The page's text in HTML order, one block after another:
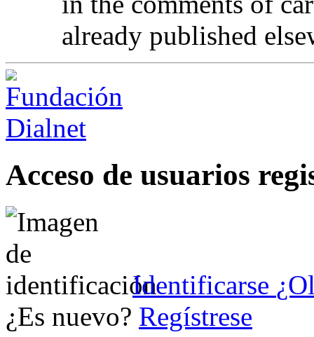
already published
Acceso de usuarios
Identificarse
¿Es nuevo? Regístrese